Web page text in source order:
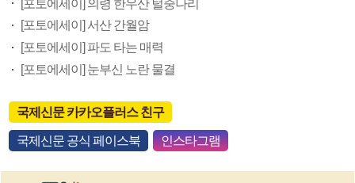
[포토에세이] 의령 한우산 털중나리
[포토에세이] 서산 간월암
[포토에세이] 파도 타는 매력
[포토에세이] 눈부신 노란 물결
국제신문 카카오플러스 친구
국제신문 공식 페이스북 인스타그램